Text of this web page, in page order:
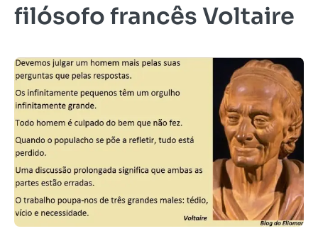
filósofo francês Voltaire